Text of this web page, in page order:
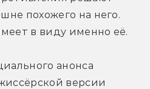
похожего на него.
в виду именно её.
анонса
версии